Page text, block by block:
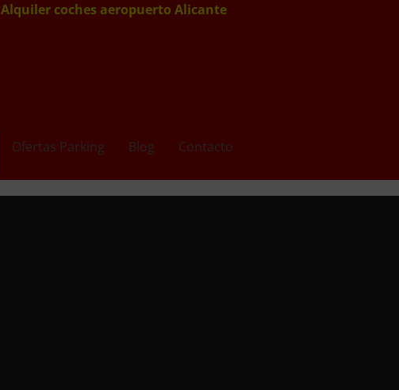
Alquiler coches aeropuerto Alicante
Ofertas Parking Blog Contacto